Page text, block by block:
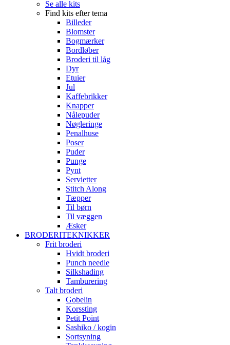
Se alle kits
Find kits efter tema
Billeder
Blomster
Bogmærker
Bordløber
Broderi til låg
Dyr
Etuier
Jul
Kaffebrikker
Knapper
Nålepuder
Nøgleringe
Penalhuse
Poser
Puder
Punge
Pynt
Servietter
Stitch Along
Tæpper
Til børn
Til væggen
Æsker
BRODERITEKNIKKER
Frit broderi
Hvidt broderi
Punch needle
Silkshading
Tamburering
Talt broderi
Gobelin
Korssting
Petit Point
Sashiko / kogin
Sortsyning